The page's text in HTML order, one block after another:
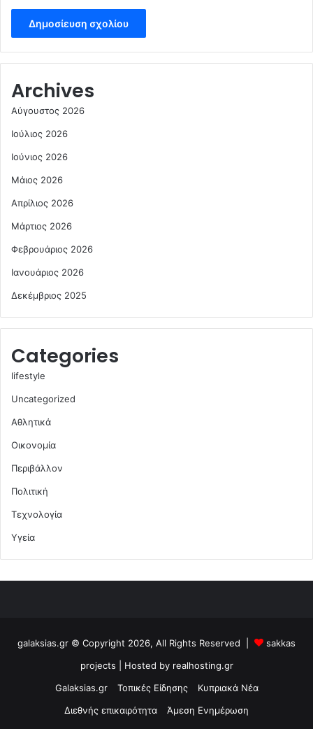
Archives
Αύγουστος 2026
Ιούλιος 2026
Ιούνιος 2026
Μάιος 2026
Απρίλιος 2026
Μάρτιος 2026
Φεβρουάριος 2026
Ιανουάριος 2026
Δεκέμβριος 2025
Categories
lifestyle
Uncategorized
Αθλητικά
Οικονομία
Περιβάλλον
Πολιτική
Τεχνολογία
Υγεία
galaksias.gr © Copyright 2026, All Rights Reserved |
sakkas
projects | Hosted by realhosting.gr
Galaksias.gr
Τοπικές Είδησης
Κυπριακά Νέα
Διεθνής επικαιρότητα
Άμεση Ενημέρωση